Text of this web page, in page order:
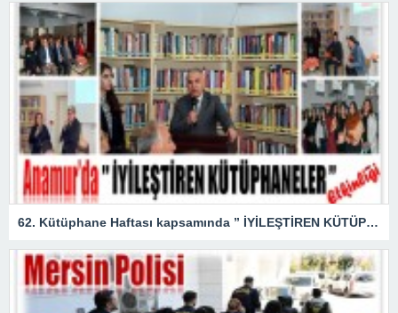
62. Kütüphane Haftası kapsamında ” İYİLEŞTİREN KÜTÜPHANELER ” etkinliği düzenlendi.